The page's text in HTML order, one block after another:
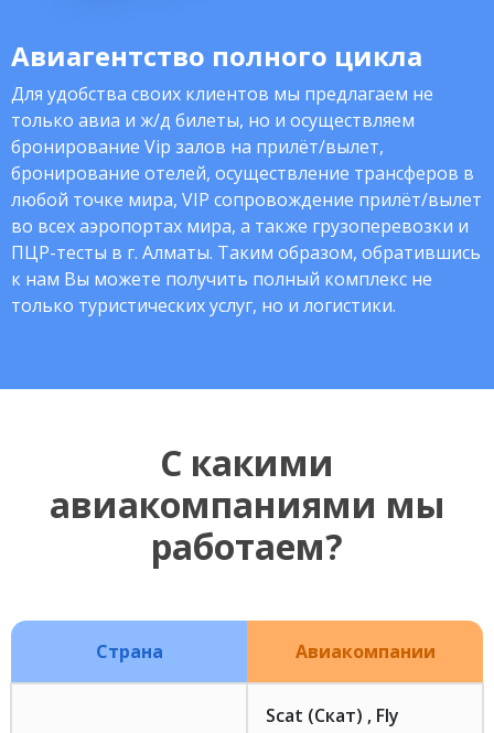
Авиагентство полного цикла
Для удобства своих клиентов мы предлагаем не
только авиа и ж/д билеты, но и осуществляем
бронирование Vip залов на прилёт/вылет,
бронирование отелей, осуществление трансферов в
любой точке мира, VIP сопровождение прилёт/вылет
во всех аэропортах мира, а также грузоперевозки и
ПЦР-тесты в г. Алматы. Таким образом, обратившись
к нам Вы можете получить полный комплекс не
только туристических услуг, но и логистики.
С какими
авиакомпаниями мы
работаем?
Страна Авиакомпании
Scat (Скат) , Fly